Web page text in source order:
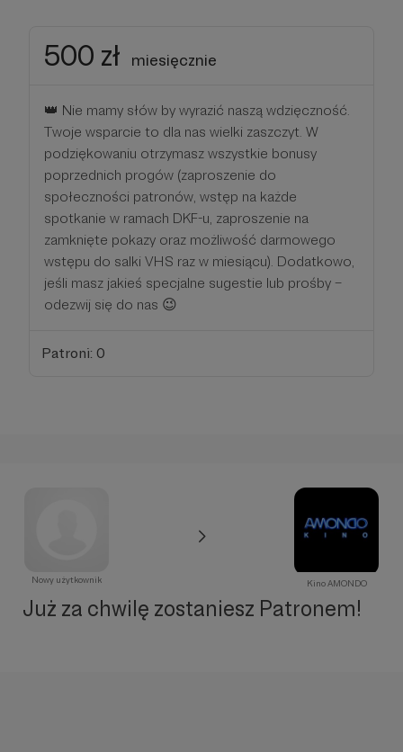
500 zł miesięcznie
👑 Nie mamy słów by wyrazić naszą wdzięczność.
Twoje wsparcie to dla nas wielki zaszczyt. W
podziękowaniu otrzymasz wszystkie bonusy
poprzednich progów (zaproszenie do
społeczności patronów, wstęp na każde
spotkanie w ramach DKF-u, zaproszenie na
zamknięte pokazy oraz możliwość darmowego
wstępu do salki VHS raz w miesiącu). Dodatkowo,
jeśli masz jakieś specjalne sugestie lub prośby –
odezwij się do nas 😉
Patroni: 0
Nowy użytkownik Kino AMONDO
Już za chwilę zostaniesz Patronem!